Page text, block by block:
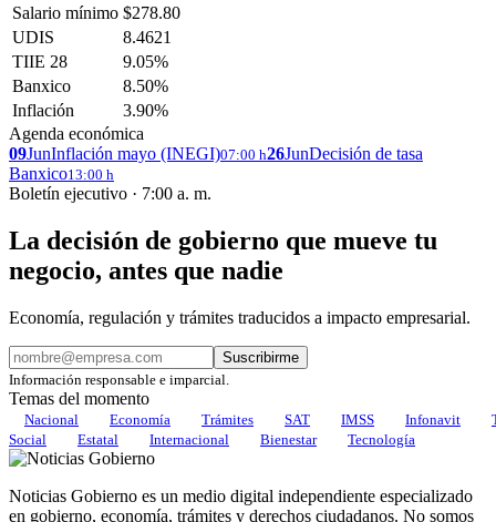
Salario mínimo $278.80
UDIS
8.4621
TIIE 28
9.05%
Banxico
8.50%
Inflación
3.90%
Agenda económica
09JunInflación mayo (INEGI)07:00 h26JunDecisión de tasa
Banxico13:00 h
Boletín ejecutivo · 7:00 a. m.
La decisión de gobierno que mueve tu
negocio, antes que nadie
Economía, regulación y trámites traducidos a impacto empresarial.
Suscribirme
Información responsable e imparcial.
Temas del momento
Nacional Economía Trámites SAT IMSS Infonavit
Social
Estatal Internacional Bienestar Tecnología
Noticias Gobierno es un medio digital independiente especializado
en gobierno, economía, trámites y derechos ciudadanos. No somos